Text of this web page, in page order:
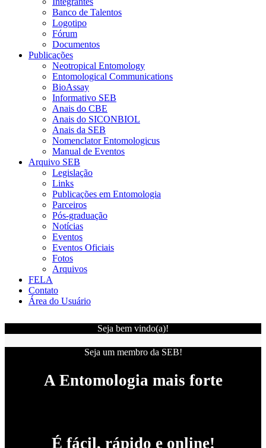
Banco de Talentos
Logotipo
Fórum
Documentos
Publicações
Neotropical Entomology
Entomological Communications
BioAssay
Informativo SEB
Anais do CBE
Anais do SICONBIOL
Anais da SEB
Nomenclator Entomologicus
Manual de Eventos
Arquivo SEB
Legislação
Links
Publicações em Entomologia
Parceiros
Pós-graduação
Notícias
Eventos
Eventos Oficiais
Fotos
Arquivos
FELA
Contato
Área do Usuário
Seja bem vindo(a)!
Seja um membro da SEB!
A Entomologia mais forte
É fácil, rápido e online!